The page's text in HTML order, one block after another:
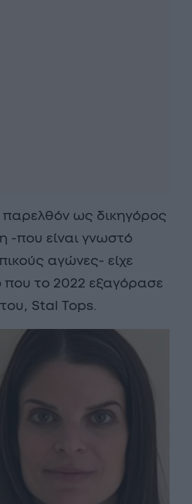
παρελθόν ως δικηγόρος
-που είναι γνωστό
αγώνες- είχε
που το 2022 εξαγόρασε
Stal Tops.